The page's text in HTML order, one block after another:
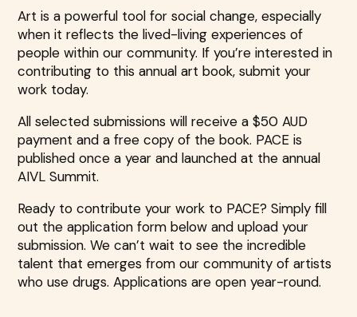
Art is a powerful tool for social change, especially
when it reflects the lived-living experiences of
people within our community. If you’re interested in
contributing to this annual art book, submit your
work today.
All selected submissions will receive a $50 AUD
payment and a free copy of the book. PACE is
published once a year and launched at the annual
AIVL Summit.
Ready to contribute your work to PACE? Simply fill
out the application form below and upload your
submission. We can’t wait to see the incredible
talent that emerges from our community of artists
who use drugs. Applications are open year-round.